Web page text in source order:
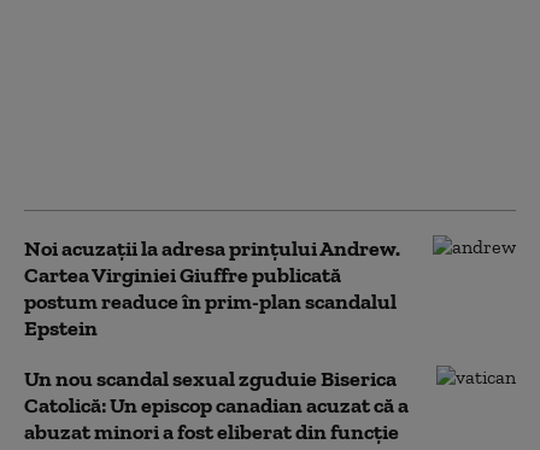
Noi acuzații la adresa prințului Andrew.
Cartea Virginiei Giuffre publicată
postum readuce în prim-plan scandalul
Epstein
Un nou scandal sexual zguduie Biserica
Catolică: Un episcop canadian acuzat că a
abuzat minori a fost eliberat din funcție